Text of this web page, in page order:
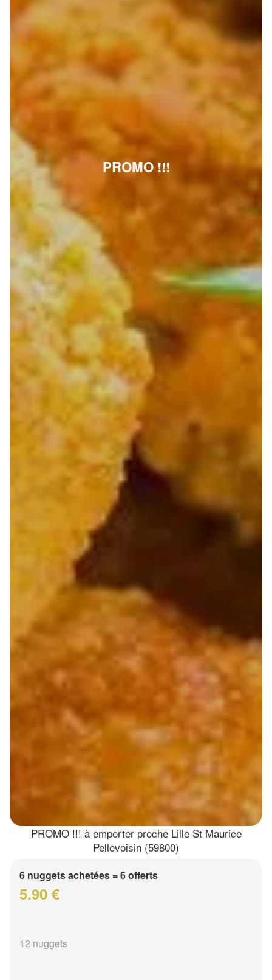
PROMO !!!
PROMO !!! à emporter proche Lille St Maurice
Pellevoisin (59800)
6 nuggets achetées = 6 offerts
5.90 €
12 nuggets